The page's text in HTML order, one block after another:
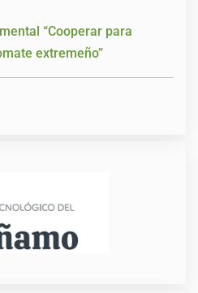
“Cooperar para
extremeño”